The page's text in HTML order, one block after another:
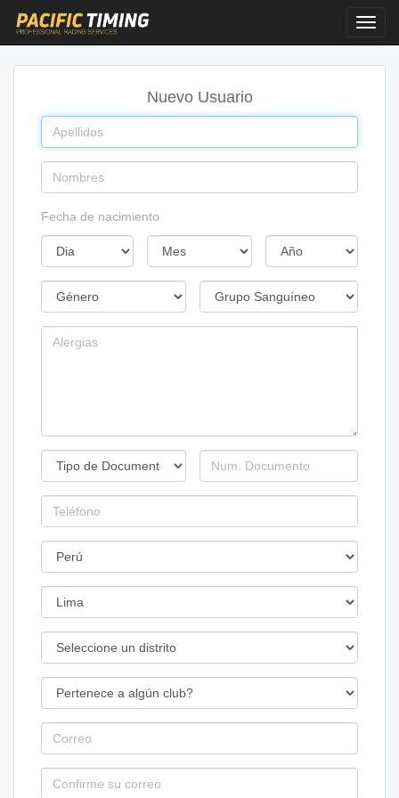
Nuevo Usuario
Apellidos
Nombres
Fecha de nacimiento
Dia
Mes Año
Género
y
Grupo
Sanguíneo
Género
Grupo
Sanguíneo
Alergias
Documento
de
Identidad
Tipo
de
Documento
Número
de
Documento
Teléfono
País
Estado
/
Provincia
Distrito
/
Ciudad
Club
Correo
Repita